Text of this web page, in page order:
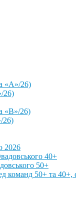
«А»/26)
26)
«В»/26)
26)
2026
40+
50+
команд 50+ та 40+,